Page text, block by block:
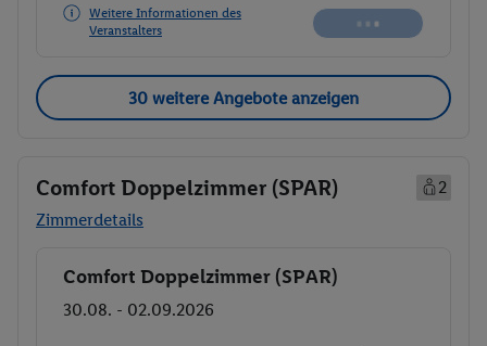
Weitere Informationen des
Veranstalters
30 weitere Angebote anzeigen
Comfort Doppelzimmer (SPAR)
2
Zimmerdetails
Buchen
Comfort Doppelzimmer (SPAR)
30.08. - 02.09.2026